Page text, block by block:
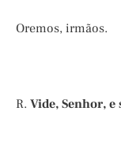
Oremos, irmãos.
R. Vide, Senhor, e